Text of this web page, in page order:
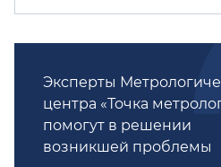
Эксперты
центра «Точка
помогут в решении
возникшей проблемы